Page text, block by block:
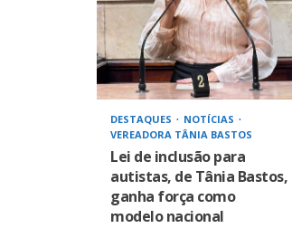
DESTAQUES
NOTÍCIAS
VEREADORA TÂNIA BASTOS
Lei de inclusão para
autistas, de Tânia Bastos,
ganha força como
modelo nacional